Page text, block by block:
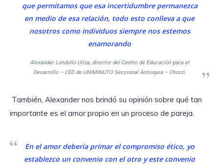
que permitamos que esa incertidumbre permanezca
en medio de esa relación, todo esto conlleva a que
nosotros como individuos siempre nos estemos
enamorando
Alexander Londoño Uriza, director del Centro de Educación para el
Desarrollo – CED de UNIMINUTO Seccional Antioquia – Chocó.
También, Alexander nos brindó su opinión sobre qué tan
importante es el amor propio en un proceso de pareja.
En el amor debería primar el compromiso ético, yo
establezco un convenio con el otro y este convenio